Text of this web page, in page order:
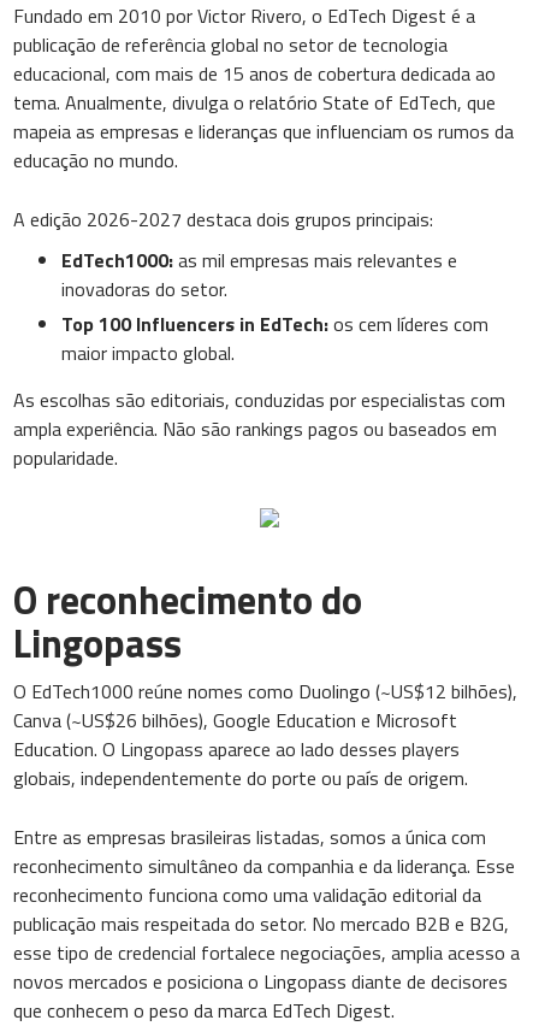
Fundado em 2010 por Victor Rivero, o EdTech Digest é a
publicação de referência global no setor de tecnologia
educacional, com mais de 15 anos de cobertura dedicada ao
tema. Anualmente, divulga o relatório State of EdTech, que
mapeia as empresas e lideranças que influenciam os rumos da
educação no mundo.
A edição 2026-2027 destaca dois grupos principais:
EdTech1000:as mil empresas mais relevantes e
inovadoras do setor.
Top 100 Influencers in EdTech:os cem líderes com
maior impacto global.
As escolhas são editoriais, conduzidas por especialistas com
ampla experiência. Não são rankings pagos ou baseados em
popularidade.
O reconhecimento do
Lingopass
O EdTech1000 reúne nomes como Duolingo (~US$12 bilhões),
Canva (~US$26 bilhões), Google Education e Microsoft
Education. O Lingopass aparece ao lado desses players
globais, independentemente do porte ou país de origem.
Entre as empresas brasileiras listadas, somos a única com
reconhecimento simultâneo da companhia e da liderança. Esse
reconhecimento funciona como uma validação editorial da
publicação mais respeitada do setor. No mercado B2B e B2G,
esse tipo de credencial fortalece negociações, amplia acesso a
novos mercados e posiciona o Lingopass diante de decisores
que conhecem o peso da marca EdTech Digest.